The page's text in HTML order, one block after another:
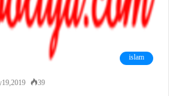
islam
2019 39